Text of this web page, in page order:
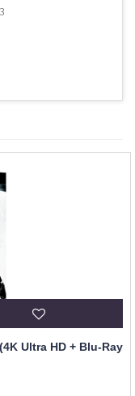
Ultra HD + Blu-Ray